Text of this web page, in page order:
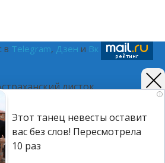
i
Этот танец невесты оставит
вас без слов! Пересмотрела
10 раз
в Telegram, Дзен и Вк
листок.
Роскомнадзора ЭЛ № ФС 77 - 75401
Путилина Ирина
9050, e-mail: